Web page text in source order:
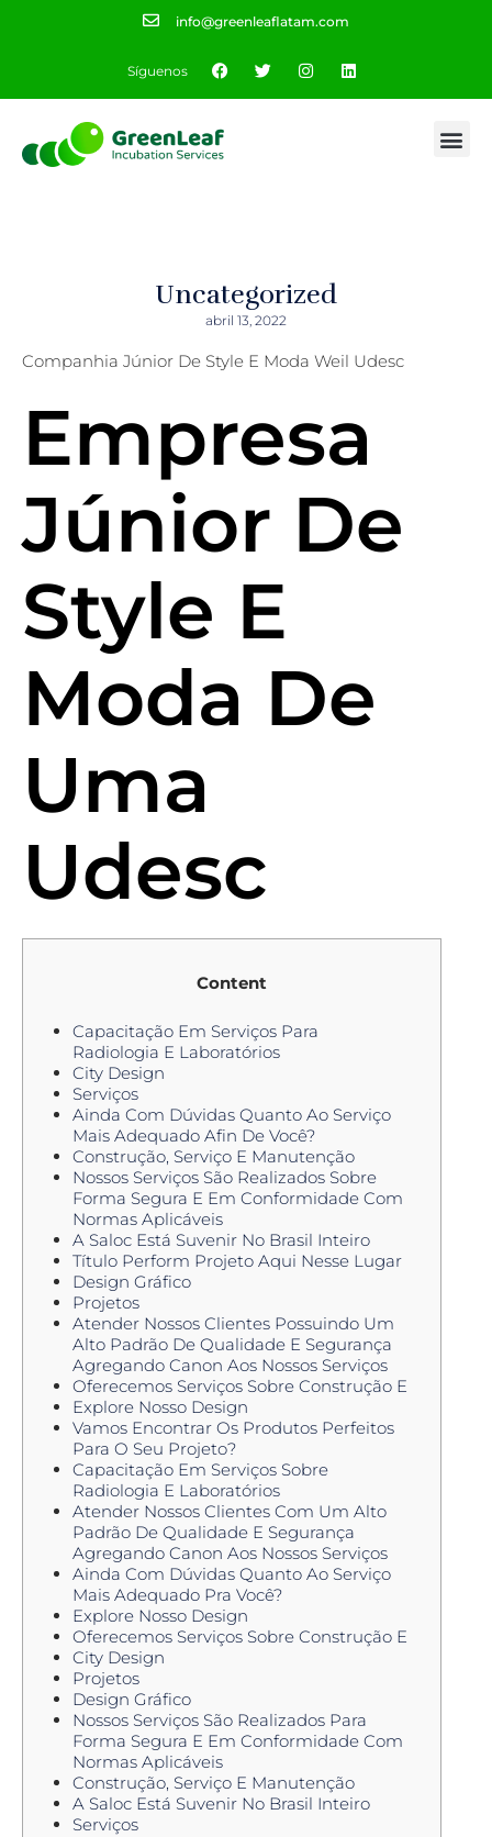
info@greenleaflatam.com
Síguenos
Uncategorized
abril 13, 2022
Companhia Júnior De Style E Moda Weil Udesc
Empresa
Júnior De
Style E
Moda De
Uma
Udesc
Content
Capacitação Em Serviços Para
Radiologia E Laboratórios
City Design
Serviços
Ainda Com Dúvidas Quanto Ao Serviço
Mais Adequado Afin De Você?
Construção, Serviço E Manutenção
Nossos Serviços São Realizados Sobre
Forma Segura E Em Conformidade Com
Normas Aplicáveis
A Saloc Está Suvenir No Brasil Inteiro
Título Perform Projeto Aqui Nesse Lugar
Design Gráfico
Projetos
Atender Nossos Clientes Possuindo Um
Alto Padrão De Qualidade E Segurança
Agregando Canon Aos Nossos Serviços
Oferecemos Serviços Sobre Construção E
Explore Nosso Design
Vamos Encontrar Os Produtos Perfeitos
Para O Seu Projeto?
Capacitação Em Serviços Sobre
Radiologia E Laboratórios
Atender Nossos Clientes Com Um Alto
Padrão De Qualidade E Segurança
Agregando Canon Aos Nossos Serviços
Ainda Com Dúvidas Quanto Ao Serviço
Mais Adequado Pra Você?
Explore Nosso Design
Oferecemos Serviços Sobre Construção E
City Design
Projetos
Design Gráfico
Nossos Serviços São Realizados Para
Forma Segura E Em Conformidade Com
Normas Aplicáveis
Construção, Serviço E Manutenção
A Saloc Está Suvenir No Brasil Inteiro
Serviços